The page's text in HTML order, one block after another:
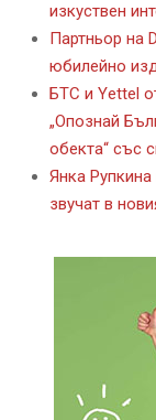
изкуствен
Партньор на
юбилейно
БТС и Yettel
„Опознай
обекта“ със
Янка Рупкина
звучат в